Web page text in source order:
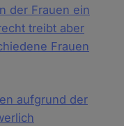
der Frauen ein
treibt aber
Frauen
aufgrund der